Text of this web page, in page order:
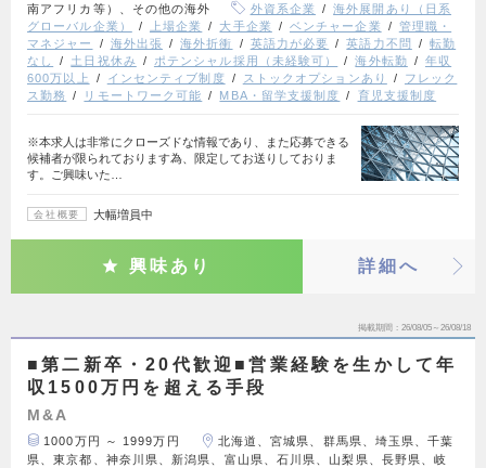
南アフリカ等）、その他の海外
外資系企業
海外展開あり（日系
グローバル企業）
上場企業 大手企業 ベンチャー企業
管理職・
マネジャー
海外出張 海外折衝 英語力が必要 英語力不問
転勤
なし
土日祝休み ポテンシャル採用（未経験可） 海外転勤
年収
600万以上
インセンティブ制度 ストックオプションあり
フレック
ス勤務
リモートワーク可能 MBA・留学支援制度 育児支援制度
※本求人は非常にクローズドな情報であり、また応募できる
候補者が限られております為、限定してお送りしておりま
す。ご興味いた…
会社概要 大幅増員中
興味あり 詳細へ
掲載期間 26/08/05～26/08/18
■第二新卒・20代歓迎■営業経験を生かして年
収1500万円を超える手段
M&A
1000万円 ～ 1999万円
北海道、宮城県、群馬県、埼玉県、千葉
県、東京都、神奈川県、新潟県、富山県、石川県、山梨県、長野県、岐